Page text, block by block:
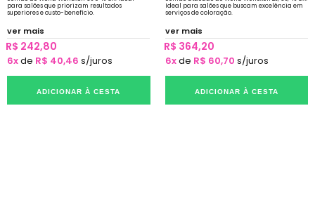
para salões que priorizam resultados
superiores e custo-benefício.
ver mais
R$ 242,80
6xde R$ 40,46 s/juros
ADICIONAR À CESTA
Ideal para salões que buscam excelência em
serviços de coloração.
ver mais
R$ 364,20
6xde R$ 60,70 s/juros
ADICIONAR À CESTA